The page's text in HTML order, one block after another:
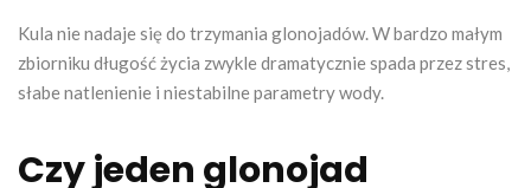
Kula nie nadaje się do trzymania glonojadów. W bardzo małym
zbiorniku długość życia zwykle dramatycznie spada przez stres,
słabe natlenienie i niestabilne parametry wody.
Czy jeden glonojad